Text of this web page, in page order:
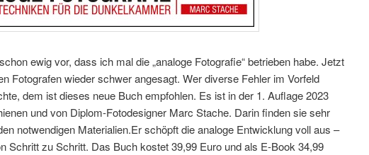
ewig vor, dass ich mal die „analoge Fotografie“ betrieben habe. Jetzt
Fotografen wieder schwer angesagt. Wer diverse Fehler im Vorfeld
dem ist dieses neue Buch empfohlen. Es ist in der 1. Auflage 2023
und von Diplom-Fotodesigner Marc Stache. Darin finden sie sehr
notwendigen Materialien.Er schöpft die analoge Entwicklung voll aus –
Schritt zu Schritt. Das Buch kostet 39,99 Euro und als E-Book 34,99